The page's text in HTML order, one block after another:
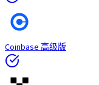
Coinbase 高级版